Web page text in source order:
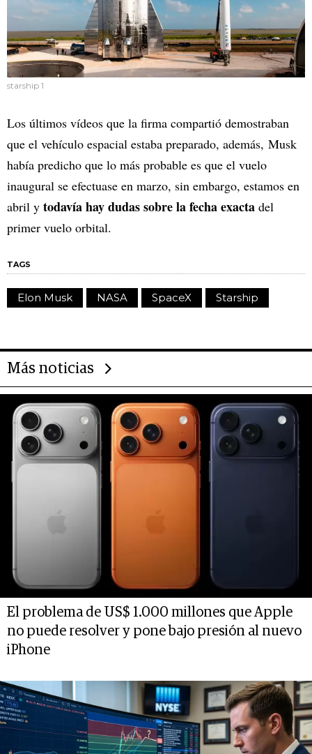
starship 1
Los últimos vídeos que la firma compartió demostraban
que el vehículo espacial estaba preparado, además, Musk
había predicho que lo más probable es que el vuelo
inaugural se efectuase en marzo, sin embargo, estamos en
abril y todavía hay dudas sobre la fecha exacta del
primer vuelo orbital.
TAGS
Elon Musk NASA SpaceX Starship
Más noticias
El problema de US$ 1.000 millones que Apple
no puede resolver y pone bajo presión al nuevo
iPhone